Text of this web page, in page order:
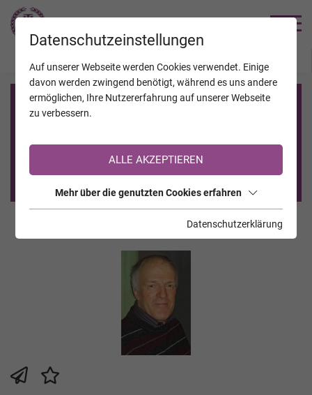
Registrierung auf TrauerHilfe.it
Sie sind noch nicht auf TrauerHilfe.it registriert?
>> zur kostenlosen Registrierung <<
Datenschutzeinstellungen
Auf unserer Webseite werden Cookies verwendet. Einige
davon werden zwingend benötigt, während es uns andere
ermöglichen, Ihre Nutzererfahrung auf unserer Webseite
zu verbessern.
ALLE AKZEPTIEREN
Mehr über die genutzten Cookies erfahren
Datenschutzerklärung
JAHRESTAGE KALENDER VERSTORBENE